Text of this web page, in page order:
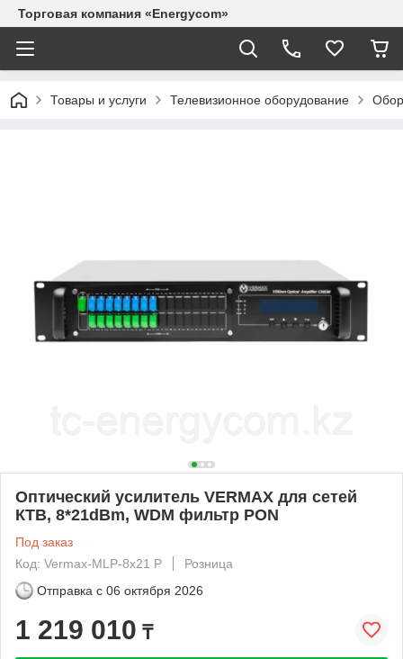
Торговая компания «Energycom»
Товары и услуги Телевизионное оборудование
Оптический усилитель VERMAX для сетей
КТВ, 8*21dBm, WDM фильтр PON
Под заказ
Код: Vermax-MLP-8x21 P
Розница
Отправка с 06 октября 2026
1 219 010 ₸